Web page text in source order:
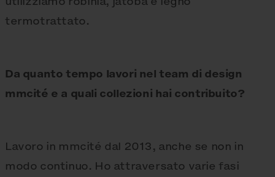
termotrattato.
Da quanto tempo lavori nel team di design
mmcité e a quali collezioni hai contribuito?
Lavoro in mmcité dal 2013, anche se non in
modo continuo. Ho attraversato varie fasi